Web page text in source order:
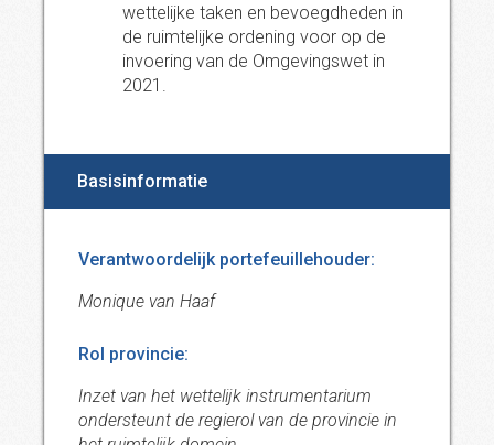
wettelijke taken en bevoegdheden in
de ruimtelijke ordening voor op de
invoering van de Omgevingswet in
2021.
Basisinformatie
Verantwoordelijk portefeuillehouder:
Monique van Haaf
Rol provincie:
Inzet van het wettelijk instrumentarium
ondersteunt de regierol van de provincie in